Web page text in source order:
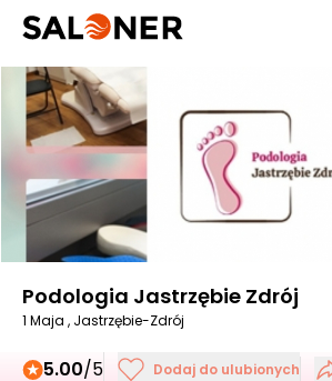
Podologia Jastrzębie Zdrój
1 Maja , Jastrzębie-Zdrój
5.00/5 Dodaj do ulubionych